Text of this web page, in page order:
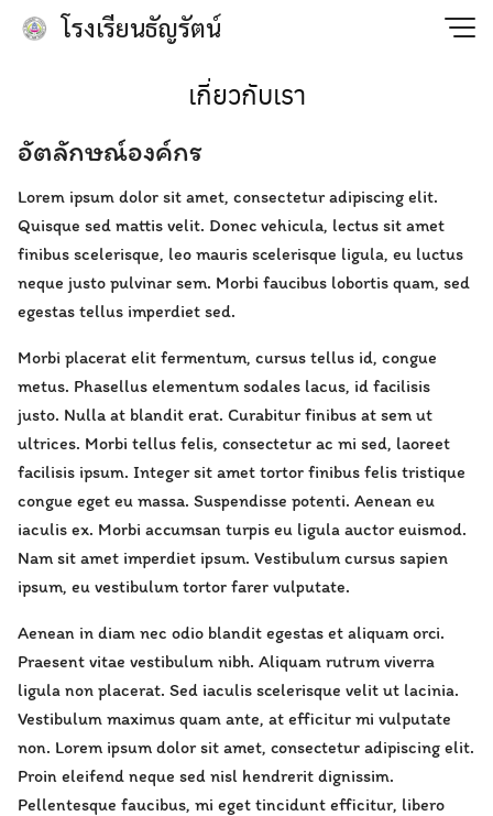
Skip
โรงเรียนธัญรัตน์
เกี่ยวกับเรา
อัตลักษณ์องค์กร
Lorem ipsum dolor sit amet, consectetur adipiscing elit.
Quisque sed mattis velit. Donec vehicula, lectus sit amet
finibus scelerisque, leo mauris scelerisque ligula, eu luctus
neque justo pulvinar sem. Morbi faucibus lobortis quam, sed
egestas tellus imperdiet sed.
Morbi placerat elit fermentum, cursus tellus id, congue
metus. Phasellus elementum sodales lacus, id facilisis
justo. Nulla at blandit erat. Curabitur finibus at sem ut
ultrices. Morbi tellus felis, consectetur ac mi sed, laoreet
facilisis ipsum. Integer sit amet tortor finibus felis tristique
congue eget eu massa. Suspendisse potenti. Aenean eu
iaculis ex. Morbi accumsan turpis eu ligula auctor euismod.
Nam sit amet imperdiet ipsum. Vestibulum cursus sapien
ipsum, eu vestibulum tortor farer vulputate.
Aenean in diam nec odio blandit egestas et aliquam orci.
Praesent vitae vestibulum nibh. Aliquam rutrum viverra
ligula non placerat. Sed iaculis scelerisque velit ut lacinia.
Vestibulum maximus quam ante, at efficitur mi vulputate
non. Lorem ipsum dolor sit amet, consectetur adipiscing elit.
Proin eleifend neque sed nisl hendrerit dignissim.
Pellentesque faucibus, mi eget tincidunt efficitur, libero